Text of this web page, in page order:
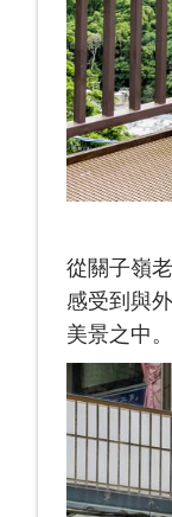
從關子嶺
感受到與
美景之中。